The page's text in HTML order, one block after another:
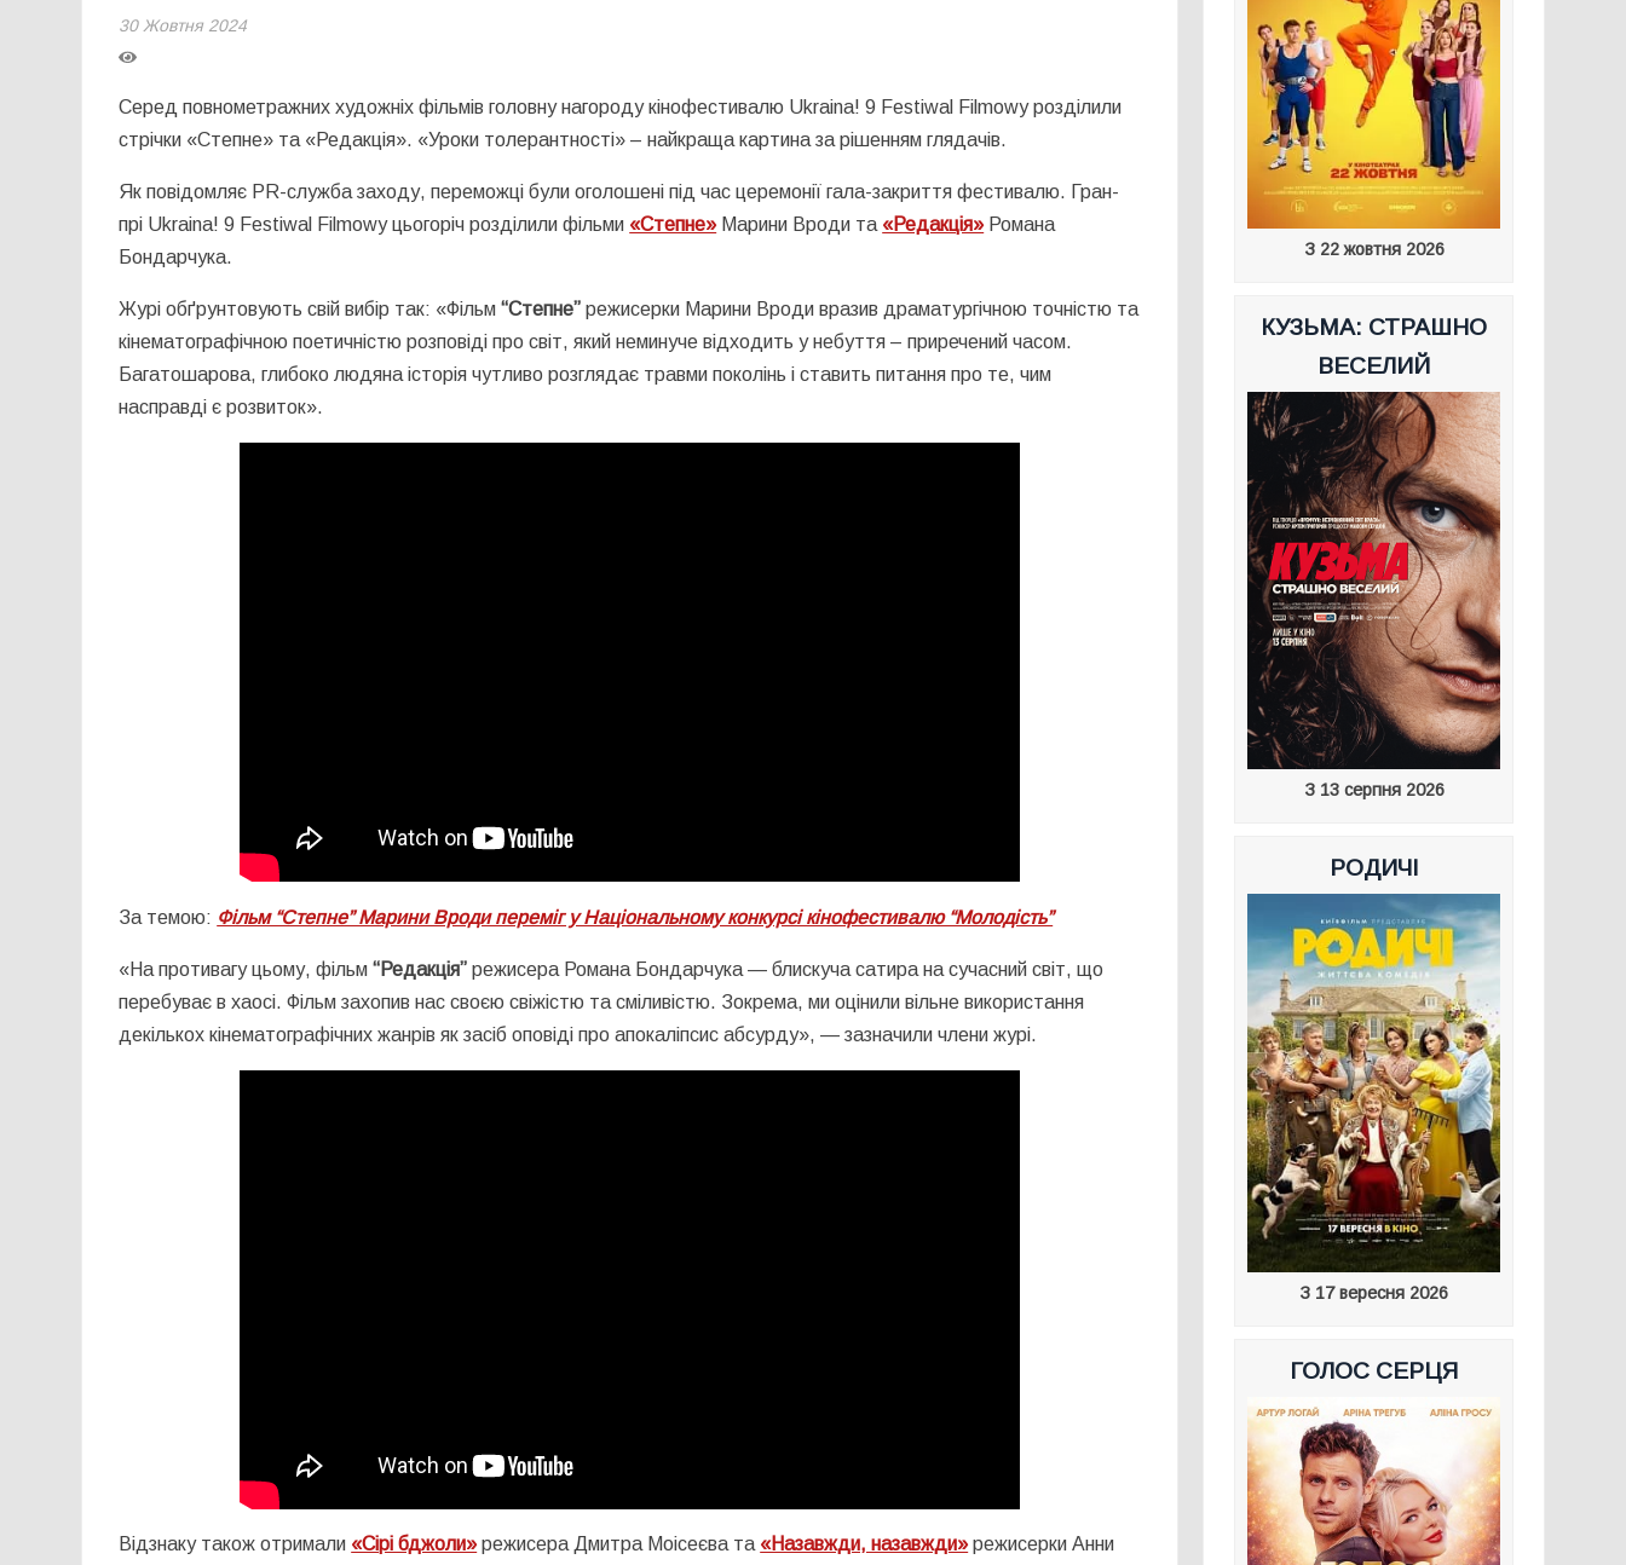
30 Жовтня 2024
Серед повнометражних художніх фільмів головну нагороду кінофестивалю Ukraina! 9 Festiwal Filmowy розділили
стрічки «Степне» та «Редакція». «Уроки толерантності» – найкраща картина за рішенням глядачів.
Як повідомляє PR-служба заходу, переможці були оголошені під час церемонії гала-закриття фестивалю. Гран-
прі Ukraina! 9 Festiwal Filmowy цьогоріч розділили фільми «Степне»Марини Вроди та «Редакція»Романа
Бондарчука.
Журі обґрунтовують свій вибір так: «Фільм“Степне” режисерки Марини Вроди вразив драматургічною точністю та
кінематографічною поетичністю розповіді про світ, який неминуче відходить у небуття – приречений часом.
Багатошарова, глибоко людяна історія чутливо розглядає травми поколінь і ставить питання про те, чим
насправді є розвиток».
За темою: Фільм “Степне” Марини Вроди переміг у Національному конкурсі кінофестивалю “Молодість”
«На противагу цьому, фільм“Редакція” режисера Романа Бондарчука — блискуча сатира на сучасний світ, що
перебуває в хаосі. Фільм захопив нас своєю свіжістю та сміливістю. Зокрема, ми оцінили вільне використання
декількох кінематографічних жанрів як засіб оповіді про апокаліпсис абсурду», — зазначили члени журі.
Відзнаку також отримали «Сірі бджоли»режисера Дмитра Моісеєва та «Назавжди, назавжди»режисерки Анни
З 22 жовтня 2026
КУЗЬМА: СТРАШНО
ВЕСЕЛИЙ
З 13 серпня 2026
РОДИЧІ
З 17 вересня 2026
ГОЛОС СЕРЦЯ